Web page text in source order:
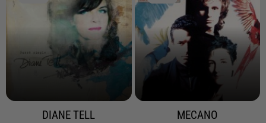
DIANE TELL MECANO